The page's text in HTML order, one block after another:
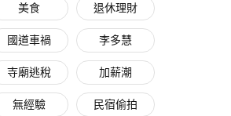
美食 退休理財
國道車禍 李多慧
寺廟逃稅 加薪潮
無經驗 民宿偷拍